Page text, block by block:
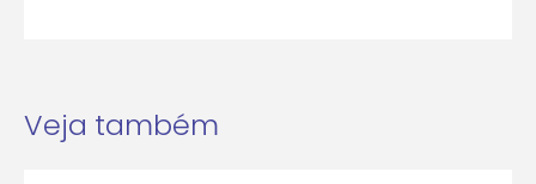
Veja também